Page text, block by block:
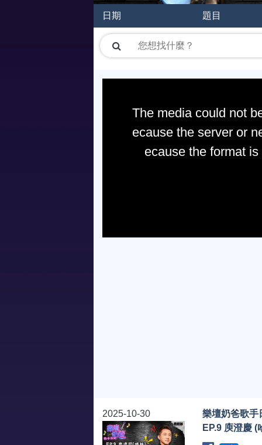
日期 題目
The media could not
ecause the server or
ecause the format
2025-10-30
樂壇奶爸歌手
EP.9 庾澄慶 (